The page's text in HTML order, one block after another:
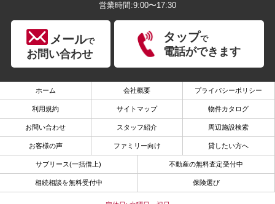
営業時間:9:00〜17:30
メールで
お問い合わせ
タップで
電話ができます
ホーム 会社概要 プライバシーポリシー
利用規約 サイトマップ 物件カタログ
お問い合わせ スタッフ紹介 周辺施設検索
お客様の声 ファミリー向け 貸したい方へ
サブリース(一括借上) 不動産の無料査定受付中
相続相談を無料受付中 保険選び